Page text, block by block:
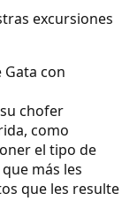
excursiones
Gata con
chofer
como
el tipo de
más les
que les resulte